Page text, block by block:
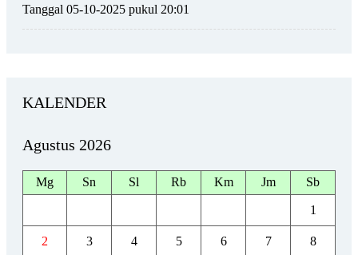
Tanggal 05-10-2025 pukul 20:01
KALENDER
Agustus 2026
Mg Sn Sl Rb Km Jm Sb
1
2 3 4 5 6 7 8